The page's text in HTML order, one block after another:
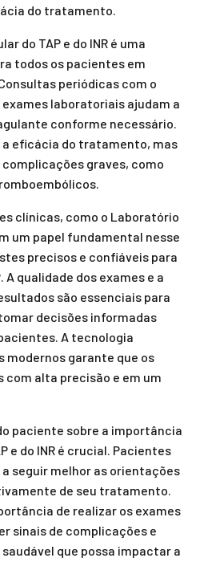
do tratamento.
do TAP e do INR é uma
todos os pacientes em
periódicas com o
laboratoriais ajudam a
conforme necessário.
a eficácia do tratamento, mas
graves, como
clínicas, como o Laboratório
um papel fundamental nesse
precisos e confiáveis para
qualidade dos exames e a
são essenciais para
decisões informadas
A tecnologia
modernos garante que os
alta precisão e em um
paciente sobre a importância
e do INR é crucial. Pacientes
seguir melhor as orientações
de seu tratamento.
de realizar os exames
sinais de complicações e
que possa impactar a